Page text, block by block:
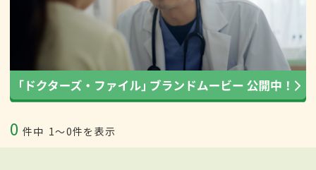
0 件中 1〜0件を表示